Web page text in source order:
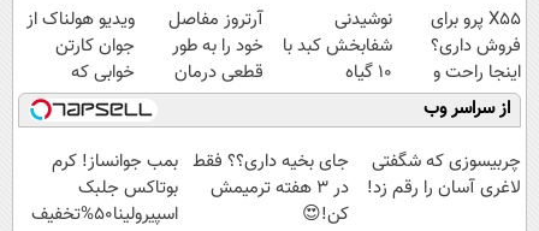
X55 پرو برای
فروش داری؟
اینجا راحت و
سریع بفروشش
نوشیدنی
شفابخش کبد با
10 گیاه
موثر(تخفیف تا
امشب)
آرتروز مفاصل
خود را به طور
قطعی درمان
کنید!
◗پرسش‌نامه◖
ویدیو هولناک از
جوان کارتن
خوابی که
میلیاردر شد.
آموزش رایگان
از سراسر وب
چربیسوزی که شگفتی
لاغری آسان را رقم زد!
جای بخیه داری؟؟ فقط
در 3 هفته ترمیمش
کن!😍
بمب جوانساز! کرم
بوتاکس جلبک
اسپیرولینا50%تخفیف